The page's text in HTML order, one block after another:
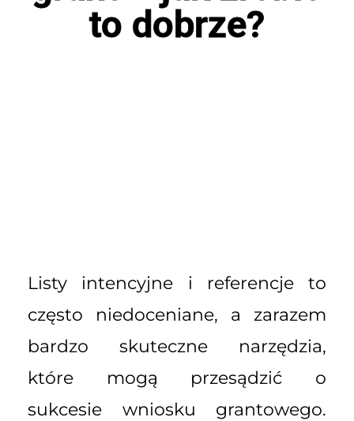
to dobrze?
Listy intencyjne i referencje to
często niedoceniane, a zarazem
bardzo skuteczne narzędzia,
które mogą przesądzić o
sukcesie wniosku grantowego.